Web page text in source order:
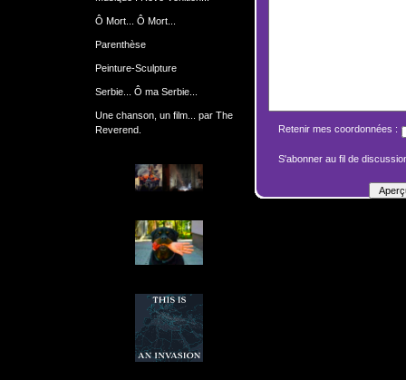
Ô Mort... Ô Mort...
Parenthèse
Peinture-Sculpture
Serbie... Ô ma Serbie...
Une chanson, un film... par The
Reverend.
Retenir mes coordonnées :
S'abonner au fil de